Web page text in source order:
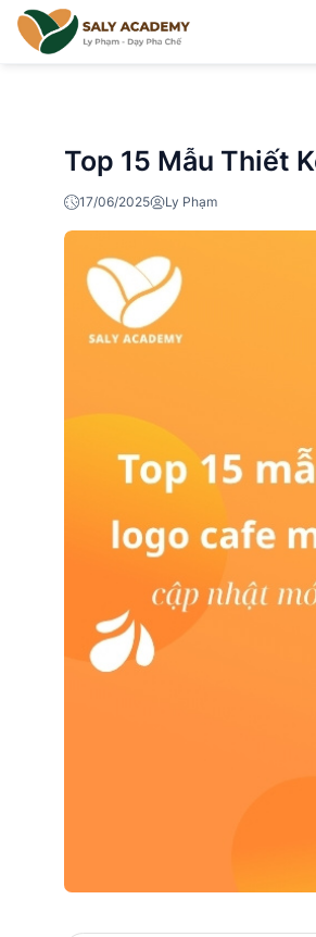
Top 15 Mẫu Thiết
17/06/2025 Ly Phạm